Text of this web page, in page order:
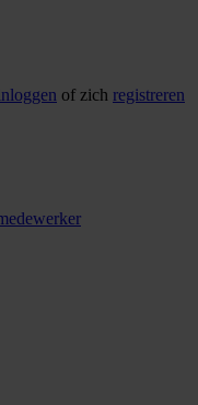
of zich registreren